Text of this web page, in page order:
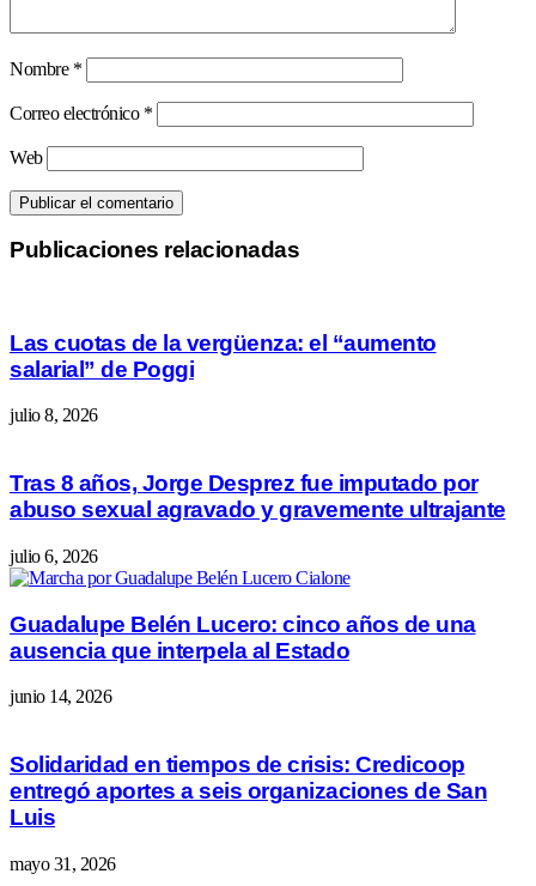
Nombre *
Correo electrónico *
Web
Publicaciones relacionadas
Las cuotas de la vergüenza: el “aumento
salarial” de Poggi
julio 8, 2026
Tras 8 años, Jorge Desprez fue imputado por
abuso sexual agravado y gravemente ultrajante
julio 6, 2026
Guadalupe Belén Lucero: cinco años de una
ausencia que interpela al Estado
junio 14, 2026
Solidaridad en tiempos de crisis: Credicoop
entregó aportes a seis organizaciones de San
Luis
mayo 31, 2026